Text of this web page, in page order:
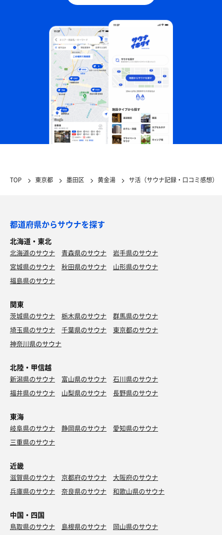
TOP 東京都 墨田区 黄金湯 サ活（サウナ記録・口コミ感想）
都道府県からサウナを探す
北海道・東北
北海道のサウナ 青森県のサウナ
岩手県のサウナ
宮城県のサウナ
秋田県のサウナ
山形県のサウナ
福島県のサウナ
関東
茨城県のサウナ 栃木県のサウナ
群馬県のサウナ
埼玉県のサウナ
千葉県のサウナ
東京都のサウナ
神奈川県のサウナ
北陸・甲信越
新潟県のサウナ 富山県のサウナ
石川県のサウナ
福井県のサウナ
山梨県のサウナ 長野県のサウナ
東海
岐阜県のサウナ 静岡県のサウナ
愛知県のサウナ
三重県のサウナ
近畿
滋賀県のサウナ 京都府のサウナ
大阪府のサウナ
兵庫県のサウナ
奈良県のサウナ 和歌山県のサウナ
中国・四国
鳥取県のサウナ 島根県のサウナ
岡山県のサウナ